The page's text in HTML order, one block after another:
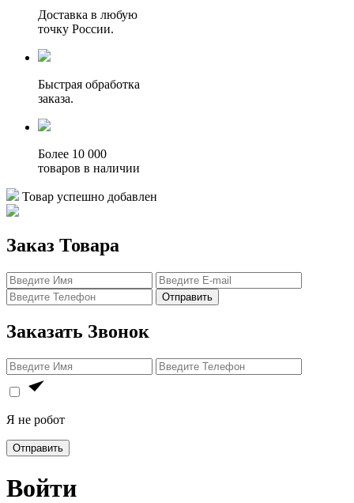
Доставка в любую
точку России.
Быстрая обработка
заказа.
Более 10 000
товаров в наличии
Товар успешно добавлен
Заказ Товара
Отправить
Заказать Звонок
Я не робот
Отправить
Войти